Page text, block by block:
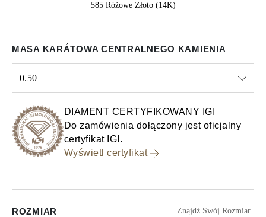
585 Różowe Złoto (14K)
MASA KARÁTOWA CENTRALNEGO KAMIENIA
0.50
DIAMENT CERTYFIKOWANY IGI
Do zamówienia dołączony jest oficjalny
certyfikat IGI.
Wyświetl certyfikat
ROZMIAR Znajdź Swój Rozmiar